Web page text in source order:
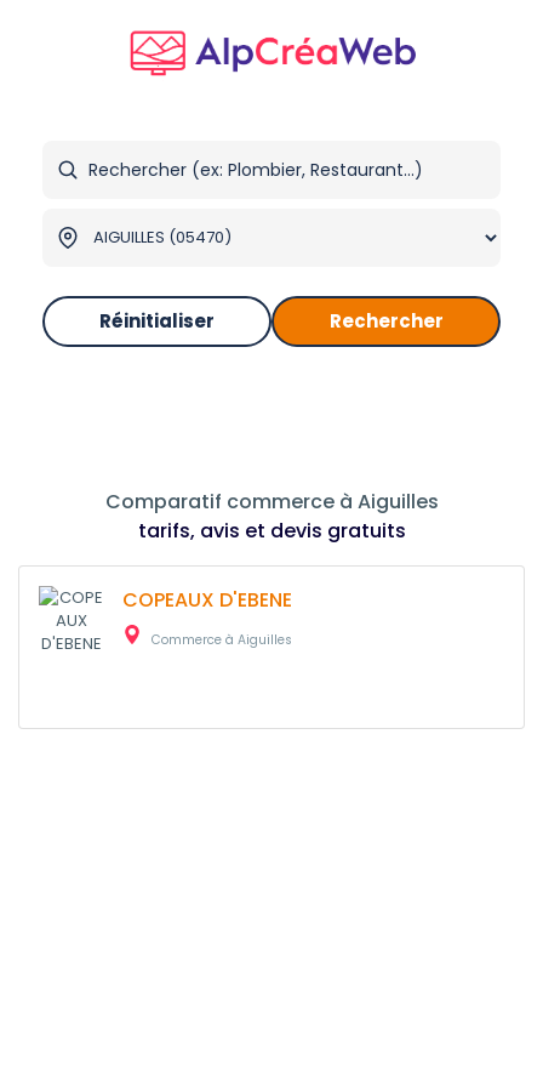
Réinitialiser Rechercher
Comparatif commerce à Aiguilles
tarifs, avis et devis gratuits
COPEAUX D'EBENE
Commerce à Aiguilles